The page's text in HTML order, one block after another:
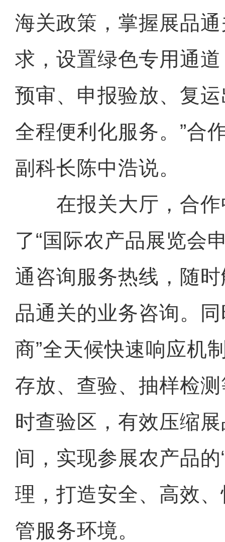
海关政策，掌握展品
求，设置绿色专用通
预审、申报验放、复
全程便利化服务。”合
副科长陈中浩说。
在报关大厅，合作
了“国际农产品展览会
通咨询服务热线，随
品通关的业务咨询。
商”全天候快速响应机
存放、查验、抽样检
时查验区，有效压缩
间，实现参展农产品的
理，打造安全、高效
管服务环境。